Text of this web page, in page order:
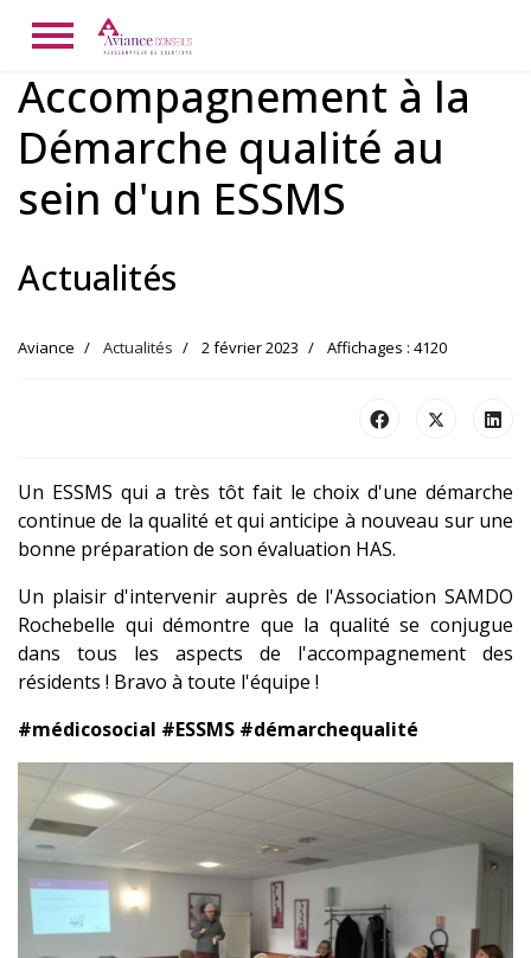
Actualités
Accompagnement à la
Démarche qualité au
sein d'un ESSMS
Aviance Actualités 2 février 2023 Affichages : 4120
Un ESSMS qui a très tôt fait le choix d'une démarche
continue de la qualité et qui anticipe à nouveau sur une
bonne préparation de son évaluation HAS.
Un plaisir d'intervenir auprès de l'Association SAMDO
Rochebelle qui démontre que la qualité se conjugue
dans tous les aspects de l'accompagnement des
résidents ! Bravo à toute l'équipe !
#médicosocial #ESSMS #démarchequalité